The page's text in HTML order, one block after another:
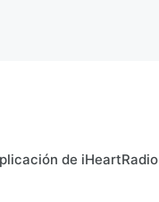
de iHeartRadio